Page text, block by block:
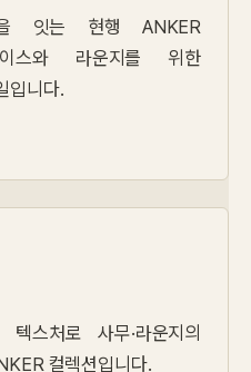
잇는 현행 ANKER
이스와 라운지를 위한
입니다.
스처로 사무·라운지의
컬렉션입니다.